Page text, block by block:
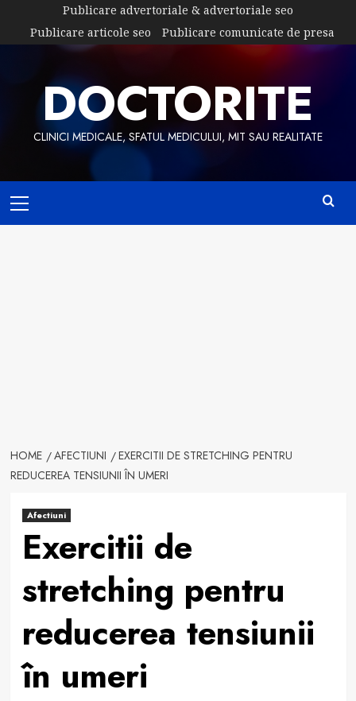
content
Publicare advertoriale & advertoriale seo
Publicare articole seo
Publicare comunicate de presa
DOCTORITE
CLINICI MEDICALE, SFATUL MEDICULUI, MIT SAU REALITATE
Menu
HOME AFECTIUNI
EXERCITII DE STRETCHING PENTRU
REDUCEREA TENSIUNII ÎN UMERI
Afectiuni
Exercitii de
stretching pentru
reducerea tensiunii
în umeri